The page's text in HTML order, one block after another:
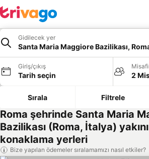
Gidilecek yer
Santa Maria Maggiore Bazilikası,
Giriş/çıkış
Tarih seçin 2
Sırala Filtrele
Roma şehrinde Santa Maria
Bazilikası (Roma, İtalya)
konaklama yerleri
Bize yapılan ödemeler sıralamamızı nasıl etkiler?